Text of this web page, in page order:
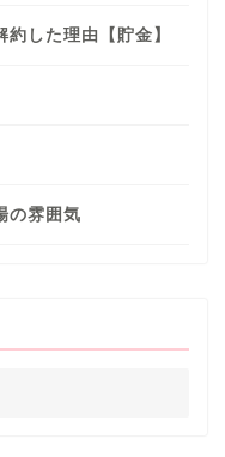
約した理由【貯金】
の雰囲気